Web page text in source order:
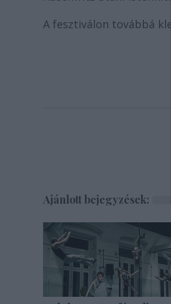
A fesztiválon továbbá
Ajánlott bejegyzések: